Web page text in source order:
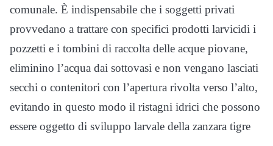
comunale. È indispensabile che i soggetti privati
provvedano a trattare con specifici prodotti larvicidi i
pozzetti e i tombini di raccolta delle acque piovane,
eliminino l’acqua dai sottovasi e non vengano lasciati
secchi o contenitori con l’apertura rivolta verso l’alto,
evitando in questo modo il ristagni idrici che possono
essere oggetto di sviluppo larvale della zanzara tigre